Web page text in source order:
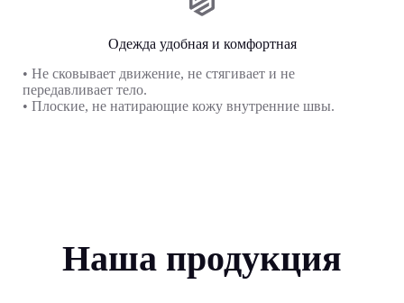
Одежда удобная и комфортная
• Не сковывает движение, не стягивает и не
передавливает тело.
• Плоские, не натирающие кожу внутренние швы.
Наша продукция